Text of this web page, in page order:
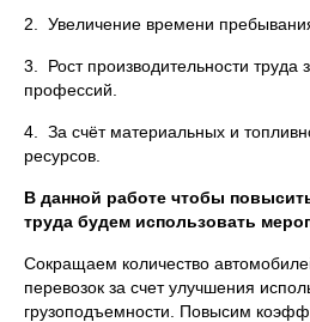
2. Увеличение времени
3. Рост производительности труда
профессий.
4. За счёт материальных и
ресурсов.
В данной работе чтобы
труда будем использовать
Сокращаем количество
перевозок за счет улучшения
грузоподъемности. Повысим